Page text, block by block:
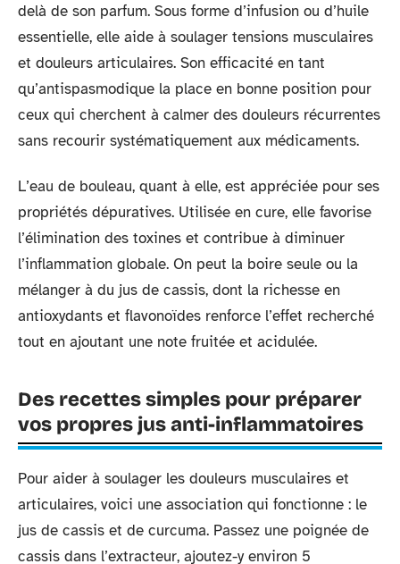
delà de son parfum. Sous forme d’infusion ou d’huile
essentielle, elle aide à soulager tensions musculaires
et douleurs articulaires. Son efficacité en tant
qu’antispasmodique la place en bonne position pour
ceux qui cherchent à calmer des douleurs récurrentes
sans recourir systématiquement aux médicaments.
L’eau de bouleau, quant à elle, est appréciée pour ses
propriétés dépuratives. Utilisée en cure, elle favorise
l’élimination des toxines et contribue à diminuer
l’inflammation globale. On peut la boire seule ou la
mélanger à du jus de cassis, dont la richesse en
antioxydants et flavonoïdes renforce l’effet recherché
tout en ajoutant une note fruitée et acidulée.
Des recettes simples pour préparer
vos propres jus anti-inflammatoires
Pour aider à soulager les douleurs musculaires et
articulaires, voici une association qui fonctionne : le
jus de cassis et de curcuma. Passez une poignée de
cassis dans l’extracteur, ajoutez-y environ 5